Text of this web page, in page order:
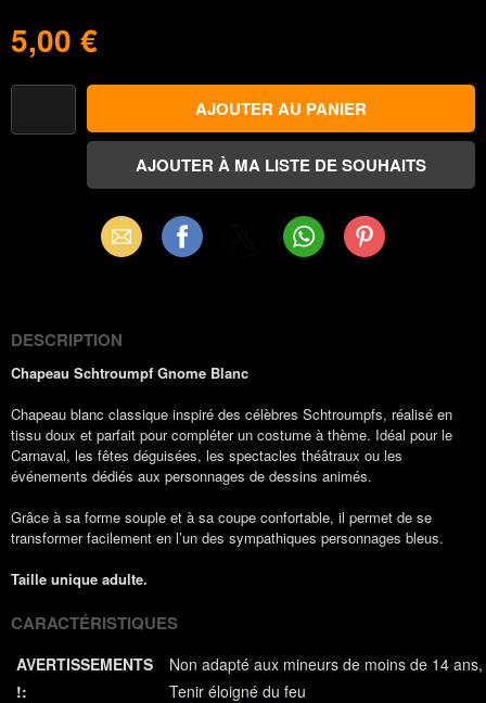
5,00 €
Email Facebook WhatsAppPinterest
DESCRIPTION
Chapeau Schtroumpf Gnome Blanc
Chapeau blanc classique inspiré des célèbres Schtroumpfs, réalisé en
tissu doux et parfait pour compléter un costume à thème. Idéal pour le
Carnaval, les fêtes déguisées, les spectacles théâtraux ou les
événements dédiés aux personnages de dessins animés.
Grâce à sa forme souple et à sa coupe confortable, il permet de se
transformer facilement en l’un des sympathiques personnages bleus.
Taille unique adulte.
CARACTÉRISTIQUES
AVERTISSEMENTS
!:
Non adapté aux mineurs de moins de 14 ans
Tenir éloigné du feu